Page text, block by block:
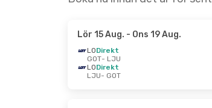
Lör 15 Aug. - Ons 19 Aug.
LODirekt
GOT- LJU
LODirekt
LJU- GOT